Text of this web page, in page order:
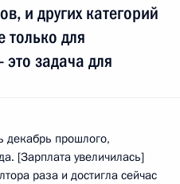
и других категорий
только для
это задача для
декабрь прошлого,
[Зарплата увеличилась]
раза и достигла сейчас